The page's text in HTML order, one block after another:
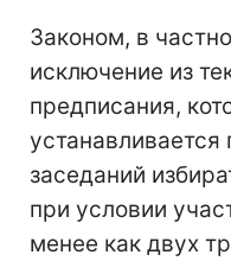
Законом, в
исключение из
предписания,
заседаний
при условии
менее как двух